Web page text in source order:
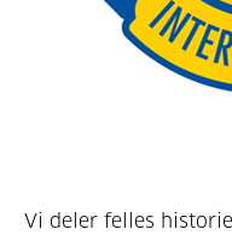
Vi deler felles